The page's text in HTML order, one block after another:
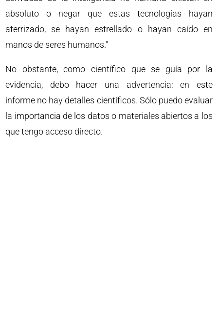
absoluto o negar que estas tecnologías hayan
aterrizado, se hayan estrellado o hayan caído en
manos de seres humanos.”
No obstante, como científico que se guía por la
evidencia, debo hacer una advertencia: en este
informe no hay detalles científicos. Sólo puedo evaluar
la importancia de los datos o materiales abiertos a los
que tengo acceso directo.